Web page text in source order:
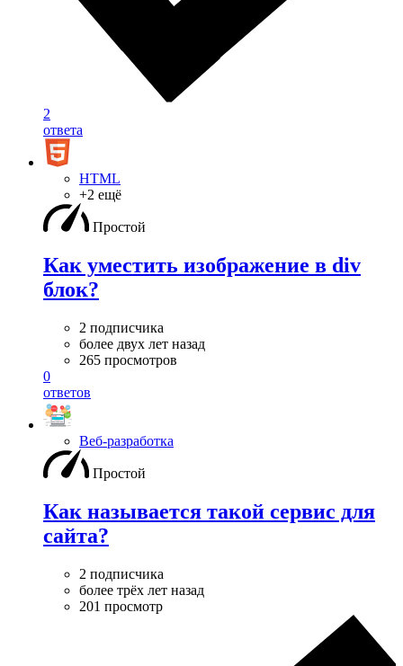
2
ответа
HTML
+2 ещё
Простой
Как уместить изображение в div
блок?
2 подписчика
более двух лет назад
265 просмотров
0
ответов
Веб-разработка
Простой
Как называется такой сервис для
сайта?
2 подписчика
более трёх лет назад
201 просмотр